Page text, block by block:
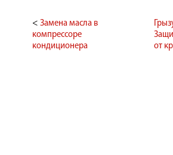
< Замена масла в
компрессоре
кондиционера
от